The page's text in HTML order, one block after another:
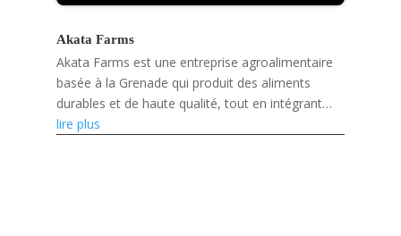
Akata Farms
Akata Farms est une entreprise agroalimentaire
basée à la Grenade qui produit des aliments
durables et de haute qualité, tout en intégrant
l'innovation numérique et en soutenant les
lire plus